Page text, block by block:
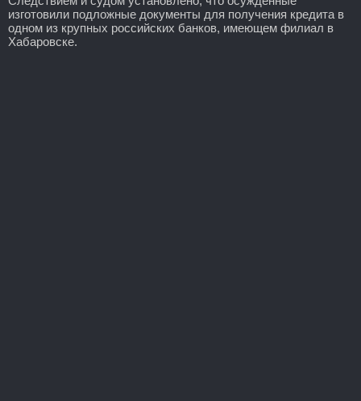
изготовили подложные документы для получения кредита в
одном из крупных российских банков, имеющем филиал в
Хабаровске.